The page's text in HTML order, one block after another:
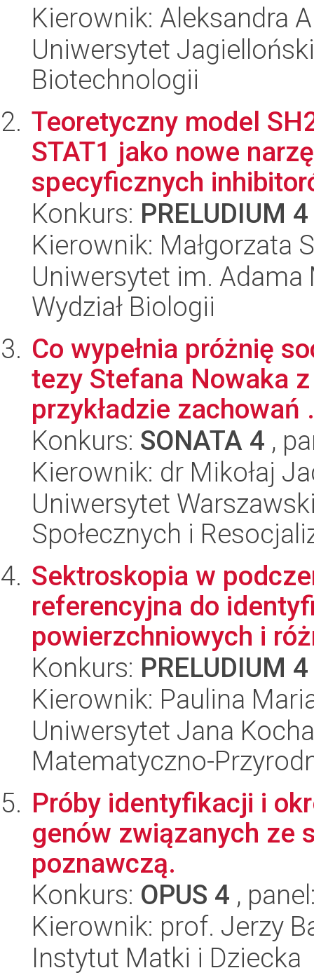
Kierownik: Aleksandra
Uniwersytet
Biotechnologii
Teoretyczny model
STAT1 jako nowe
specyficznych
Konkurs: PRELUDIUM 4
Kierownik: Małgorzata
Uniwersytet im.
Wydział Biologii
Co wypełnia próżnię
tezy Stefana Nowaka
przykładzie zachowań
Konkurs: SONATA 4 ,
Kierownik: dr Mikołaj
Uniwersytet
Społecznych i
Sektroskopia w
referencyjna do
powierzchniowych i
Konkurs: PRELUDIUM 4
Kierownik: Paulina
Uniwersytet Jana
Matematyczno-
Próby identyfikacji i
genów związanych ze
poznawczą.
Konkurs: OPUS 4 ,
Kierownik: prof. Jerzy
Instytut Matki i Dziecka